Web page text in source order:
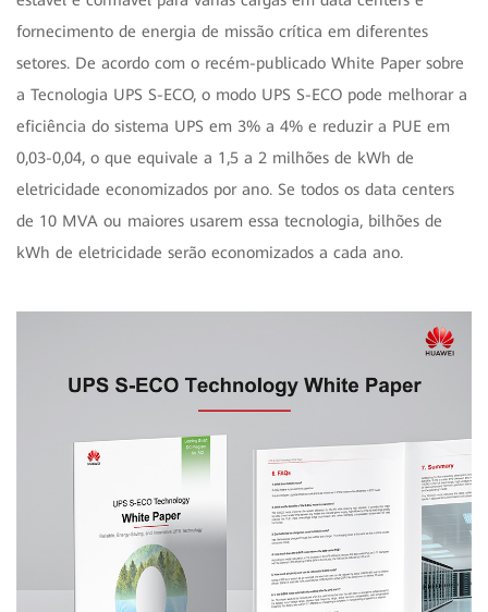
fornecimento de energia de missão crítica em diferentes
setores. De acordo com o recém-publicado White Paper sobre
a Tecnologia UPS S-ECO, o modo UPS S-ECO pode melhorar a
eficiência do sistema UPS em 3% a 4% e reduzir a PUE em
0,03-0,04, o que equivale a 1,5 a 2 milhões de kWh de
eletricidade economizados por ano. Se todos os data centers
de 10 MVA ou maiores usarem essa tecnologia, bilhões de
kWh de eletricidade serão economizados a cada ano.